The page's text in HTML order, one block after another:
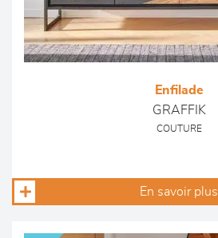
Enfilade
GRAFFIK
COUTURE
En savoir plus